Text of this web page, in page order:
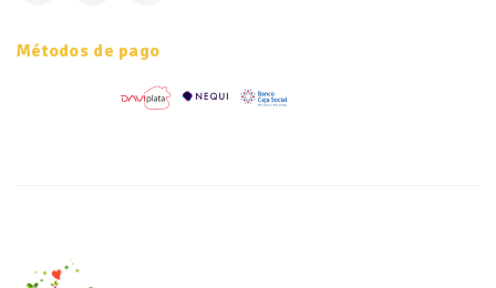
Métodos de pago